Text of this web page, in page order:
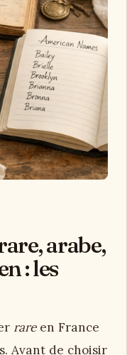
arabe,
: les
rareen France
Avant de choisir